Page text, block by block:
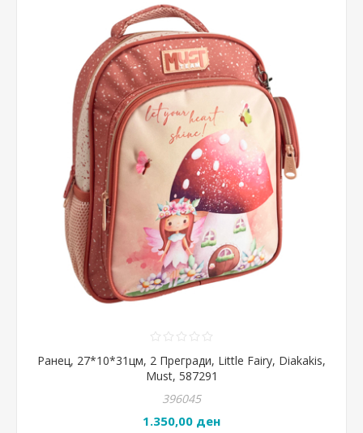
Ранец, 27*10*31цм, 2 Прегради, Little Fairy, Diakakis,
Must, 587291
396045
1.350,00 ден